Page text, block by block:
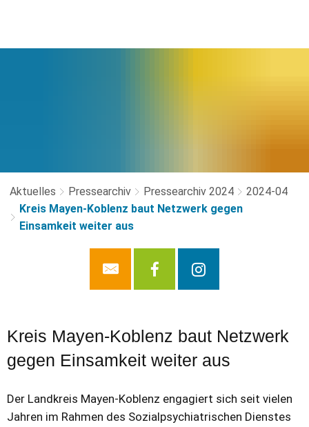
Aktuelles Pressearchiv Pressearchiv 2024
2024-04
Kreis Mayen-Koblenz baut Netzwerk gegen
Einsamkeit weiter aus
Kreis Mayen-Koblenz baut Netzwerk
gegen Einsamkeit weiter aus
Der Landkreis Mayen-Koblenz engagiert sich seit vielen
Jahren im Rahmen des Sozialpsychiatrischen Dienstes